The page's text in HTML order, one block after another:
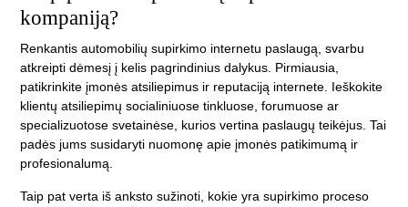
kompaniją?
Renkantis automobilių supirkimo internetu paslaugą, svarbu
atkreipti dėmesį į kelis pagrindinius dalykus. Pirmiausia,
patikrinkite įmonės atsiliepimus ir reputaciją internete. Ieškokite
klientų atsiliepimų socialiniuose tinkluose, forumuose ar
specializuotose svetainėse, kurios vertina paslaugų teikėjus. Tai
padės jums susidaryti nuomonę apie įmonės patikimumą ir
profesionalumą.
Taip pat verta iš anksto sužinoti, kokie yra supirkimo proceso